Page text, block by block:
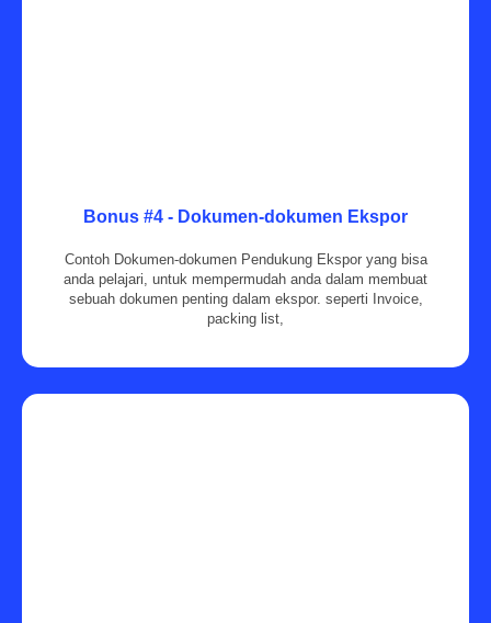
Bonus #4 - Dokumen-dokumen Ekspor
Contoh Dokumen-dokumen Pendukung Ekspor yang bisa
anda pelajari, untuk mempermudah anda dalam membuat
sebuah dokumen penting dalam ekspor. seperti Invoice,
packing list,